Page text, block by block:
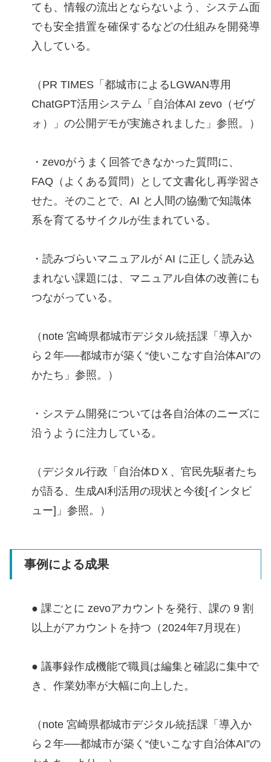
ても、情報の流出とならないよう、システム面
でも安全措置を確保するなどの仕組みを開発導
入している。
（PR TIMES「都城市によるLGWAN専用
ChatGPT活用システム「自治体AI zevo（ゼヴ
ォ）」の公開デモが実施されました」参照。）
・zevoがうまく回答できなかった質問に、
FAQ（よくある質問）として文書化し再学習さ
せた。そのことで、AI と人間の協働で知識体
系を育てるサイクルが生まれている。
・読みづらいマニュアルが AI に正しく読み込
まれない課題には、マニュアル自体の改善にも
つながっている。
（note 宮崎県都城市デジタル統括課「導入か
ら２年──都城市が築く“使いこなす自治体AI”の
かたち」参照。）
・システム開発については各自治体のニーズに
沿うように注力している。
（デジタル行政「自治体DＸ、官民先駆者たち
が語る、生成AI利活用の現状と今後[インタビ
ュー]」参照。）
事例による成果
● 課ごとに zevoアカウントを発行、課の 9 割
以上がアカウントを持つ（2024年7月現在）
● 議事録作成機能で職員は編集と確認に集中で
き、作業効率が大幅に向上した。
（note 宮崎県都城市デジタル統括課「導入か
ら２年──都城市が築く“使いこなす自治体AI”の